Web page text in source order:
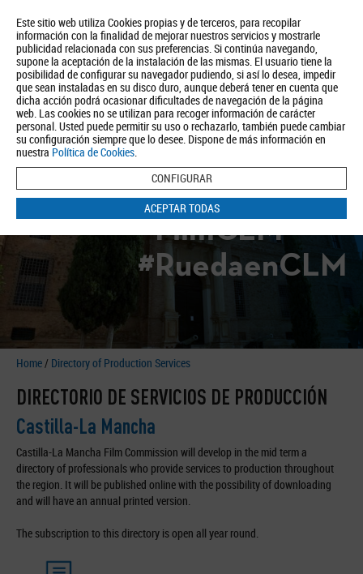
Este sitio web utiliza Cookies propias y de terceros, para recopilar
información con la finalidad de mejorar nuestros servicios y mostrarle
publicidad relacionada con sus preferencias. Si continúa navegando,
supone la aceptación de la instalación de las mismas. El usuario tiene la
posibilidad de configurar su navegador pudiendo, si así lo desea, impedir
que sean instaladas en su disco duro, aunque deberá tener en cuenta que
dicha acción podrá ocasionar dificultades de navegación de la página
web. Las cookies no se utilizan para recoger información de carácter
personal. Usted puede permitir su uso o rechazarlo, también puede cambiar
su configuración siempre que lo desee. Dispone de más información en
nuestra Política de Cookies.
CONFIGURAR
ACEPTAR TODAS
About us Tourism Política de Privacidad Aviso Legal Política de Cookies
BUSCAR
#FilmCLM
#RuedaenCLM
Home/ Directory of Production Services
DIRECTORIO DE SERVICIOS DE PRODUCCIÓN
Castilla-La Mancha
Castilla-La Mancha Film Commission will develop in the mid term a
directory of professionals who provide services to production throughout
the region. It will be published online with the possibility of downloading
and will have an annual printed version.
The subscription to this directory is open all year round.